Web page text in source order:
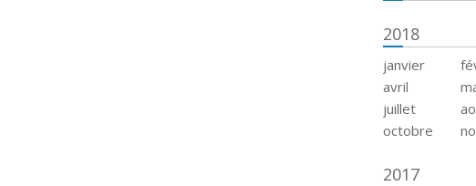
2018
janvier
avril
juillet
octobre
2017